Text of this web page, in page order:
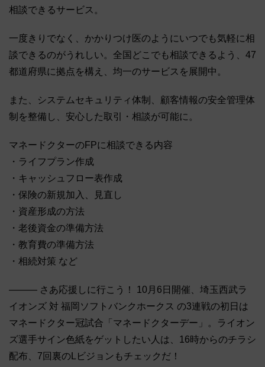
相談できるサービス。
一度きりでなく、かかりつけ医のようにいつでも気軽に相
談できるのがうれしい。全国どこでも相談できるよう、47
都道府県に拠点を構え、均一のサービスを展開中。
また、システムセキュリティ体制、顧客情報の安全管理体
制を整備し、安心した取引・相談が可能に。
マネードクターのFPに相談できる内容
・ライフプラン作成
・キャッシュフロー表作成
・保険の新規加入、見直し
・資産形成の方法
・老後資金の準備方法
・教育費の準備方法
・相続対策 など
――― さあ応援しに行こう！ 10月6日開催、埼玉西武ラ
イオンズ 対 福岡ソフトバンクホークス の3連戦の初日は
マネードクター冠試合「マネードクターデー」。ライオン
ズ選手サイン色紙をゲットしたい人は、16時からのチラシ
配布、7回裏のLビジョンもチェックだ！